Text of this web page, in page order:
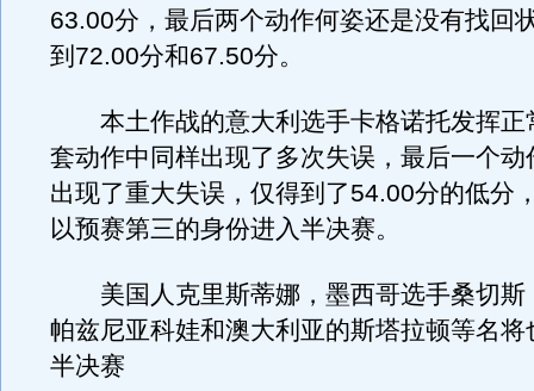
63.00分，最后两个动作何姿还是没有找回
到72.00分和67.50分。
本土作战的意大利选手卡格诺托发挥正
套动作中同样出现了多次失误，最后一个动
出现了重大失误，仅得到了54.00分的低分
以预赛第三的身份进入半决赛。
美国人克里斯蒂娜，墨西哥选手桑切斯
帕兹尼亚科娃和澳大利亚的斯塔拉顿等名将
半决赛